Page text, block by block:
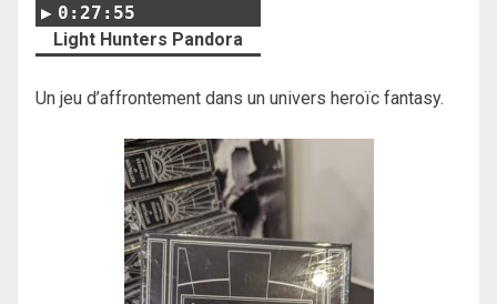
0:27:55
Light Hunters Pandora
Un jeu d’affrontement dans un univers heroïc fantasy.